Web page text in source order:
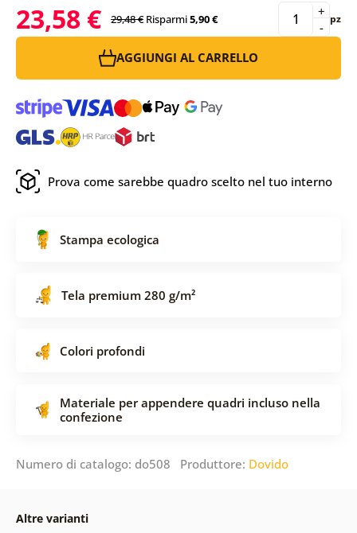
23,58 € 29,48 € Risparmi5,90 € -
+ pz
AGGIUNGI AL CARRELLO
Prova come sarebbe quadro scelto nel tuo interno
Stampa ecologica
Tela premium 280 g/m²
Colori profondi
Materiale per appendere quadri incluso nella
confezione
Numero di catalogo: do508 Produttore: Dovido
Altre varianti